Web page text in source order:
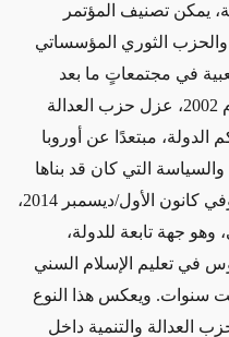
يمكن تصنيف المؤتمر
والحزب الثوري المؤسساتي
في مجتمعاتٍ ما بعد
الحرب. فمنذ الوصول إلى الحكم عام 2002، عزل حزب العدالة
مبتعدًا عن أوروبا
التي كان قد بناها
أتاتورك في العشرينات والثلاثينات. وفي كانون الأول/ديسمبر 2014،
وهو جهة تابعة للدولة،
في تعليم الإسلام السني
سنوات. ويعكس هذا النوع
العدالة والتنمية داخل